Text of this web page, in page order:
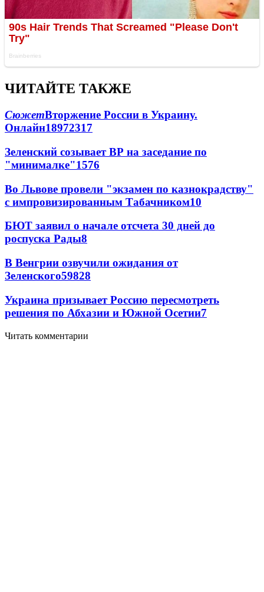
ЧИТАЙТЕ ТАКЖЕ
СюжетВторжение России в Украину.
Онлайн18972317
Зеленский созывает ВР на заседание по
"минималке"1576
Во Львове провели "экзамен по казнокрадству"
с импровизированным Табачником10
БЮТ заявил о начале отсчета 30 дней до
роспуска Рады8
В Венгрии озвучили ожидания от
Зеленского59828
Украина призывает Россию пересмотреть
решения по Абхазии и Южной Осетии7
Читать комментарии